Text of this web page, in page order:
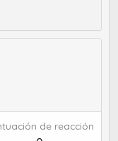
de reacción